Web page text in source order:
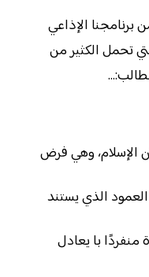
برنامجنا الإذاعي
تحمل الكثير من
الإسلام، وهي فرض
الذي يستند
با يعادل